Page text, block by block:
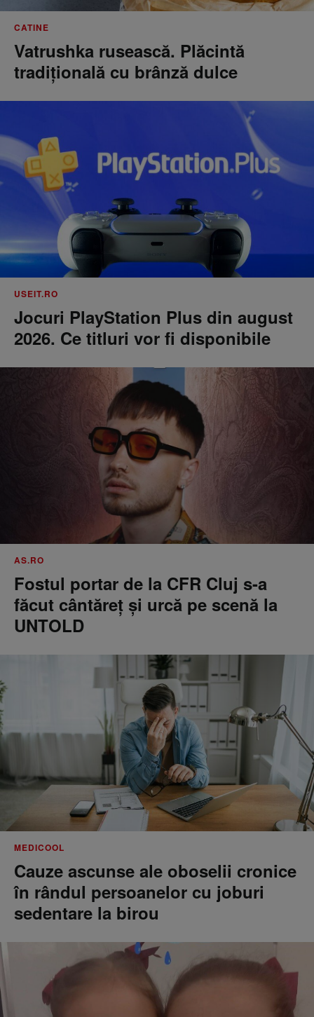
CATINE
Vatrushka rusească. Plăcintă
tradițională cu brânză dulce
USEIT.RO
Jocuri PlayStation Plus din august
2026. Ce titluri vor fi disponibile
AS.RO
Fostul portar de la CFR Cluj s-a
făcut cântăreţ şi urcă pe scenă la
UNTOLD
MEDICOOL
Cauze ascunse ale oboselii cronice
în rândul persoanelor cu joburi
sedentare la birou